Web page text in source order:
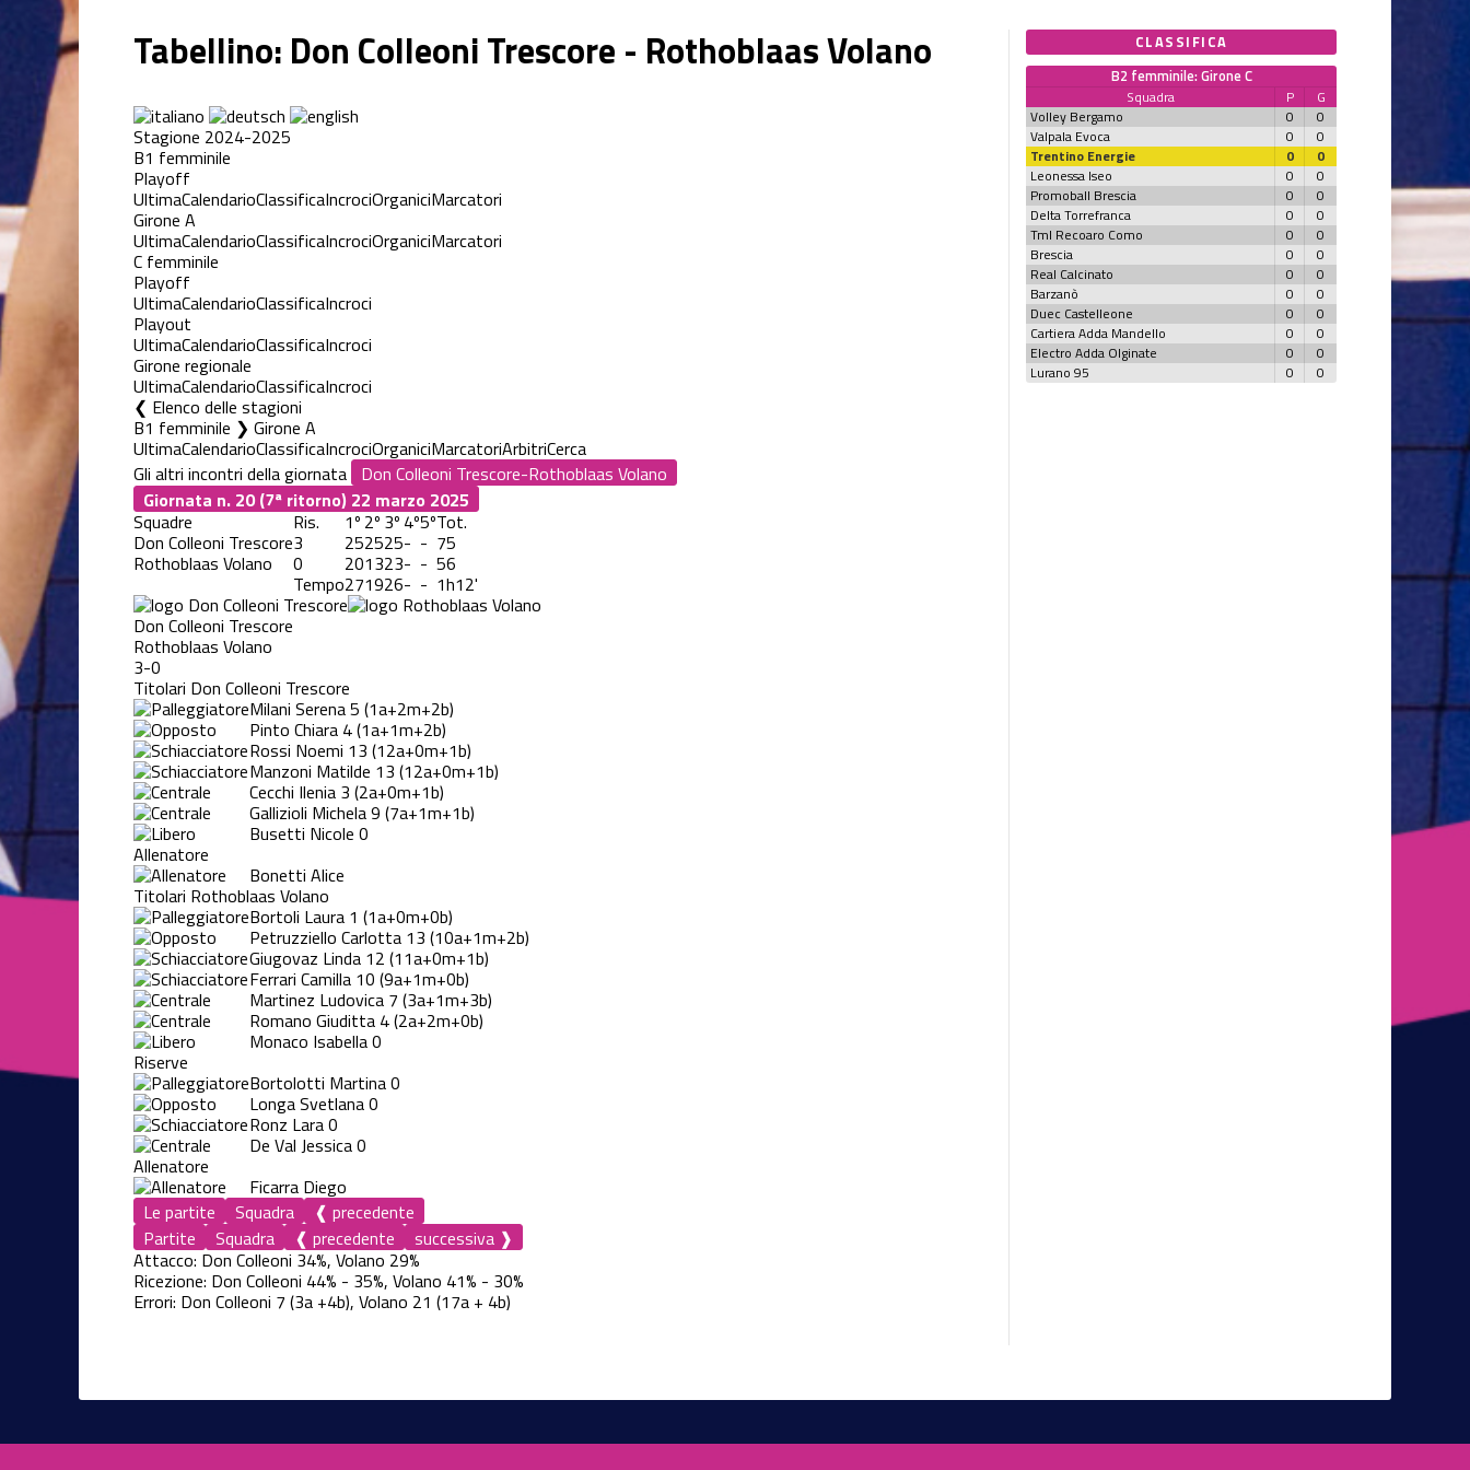
Tabellino: Don Colleoni Trescore - Rothoblaas Volano
Stagione 2024-2025
B1 femminile
Playoff
UltimaCalendarioClassificaIncrociOrganiciMarcatori
Girone A
UltimaCalendarioClassificaIncrociOrganiciMarcatori
C femminile
Playoff
UltimaCalendarioClassificaIncroci
Playout
UltimaCalendarioClassificaIncroci
Girone regionale
UltimaCalendarioClassificaIncroci
Elenco delle stagioni
B1 femminile ❯ Girone A
UltimaCalendarioClassificaIncrociOrganiciMarcatoriArbitriCerca
Gli altri incontri della giornata
Giornata n. 20 (7ª ritorno) 22 marzo 2025
Squadre
Ris. 1º 2º 3º 4º5ºTot.
Don Colleoni Trescore3 252525- - 75
Rothoblaas Volano 0 201323- - 56
Tempo271926- - 1h12'
Don Colleoni Trescore
Rothoblaas Volano
3-0
Titolari Don Colleoni Trescore
Milani Serena5 (1a+2m+2b)
Pinto Chiara 4(1a+1m+2b)
Rossi Noemi 13 (12a+0m+1b)
Manzoni Matilde 13 (12a+0m+1b)
Cecchi Ilenia 3 (2a+0m+1b)
Gallizioli Michela9 (7a+1m+1b)
Busetti Nicole 0
Allenatore
Bonetti Alice
Titolari Rothoblaas Volano
Bortoli Laura 1 (1a+0m+0b)
Petruzziello Carlotta 13 (10a+1m+2b)
Giugovaz Linda 12 (11a+0m+1b)
Ferrari Camilla 10 (9a+1m+0b)
Martinez Ludovica 7 (3a+1m+3b)
Romano Giuditta 4(2a+2m+0b)
Monaco Isabella0
Riserve
Bortolotti Martina0
Longa Svetlana0
Ronz Lara0
De Val Jessica0
Allenatore
Ficarra Diego
Le partite
Squadra
❰ precedente
Partite
Squadra ❰ precedente
successiva ❱
Attacco: Don Colleoni 34%, Volano 29%
Ricezione: Don Colleoni 44% - 35%, Volano 41% - 30%
Errori: Don Colleoni 7 (3a +4b), Volano 21 (17a + 4b)
CLASSIFICA
B2 femminile: Girone C
Squadra P
G
Volley Bergamo
0
0
Valpala Evoca
0
0
Trentino Energie
0
0
Leonessa Iseo
0
0
Promoball Brescia
0
0
Delta Torrefranca
0
0
Tml Recoaro Como
0
0
Brescia
0
0
Real Calcinato
0
0
Barzanò
0
0
Duec Castelleone
0
0
Cartiera Adda Mandello
0
0
Electro Adda Olginate
0
0
Lurano 95
0 0